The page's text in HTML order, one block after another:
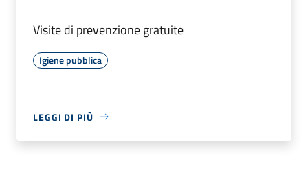
Visite di prevenzione gratuite
Igiene pubblica
LEGGI DI PIÙ